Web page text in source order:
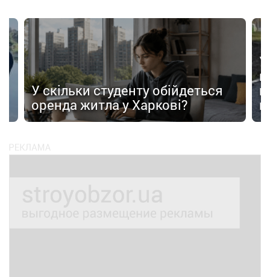
У скільки студенту обійдеться
оренда житла у Харкові?